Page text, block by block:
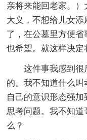
亲将来能回老家。
大义，不想给儿女
了，在公墓里方便
也希望。就这样决定
这件事我感到很
的。我不知道什么
自己的意识形态强
思考问题。我不知
么？